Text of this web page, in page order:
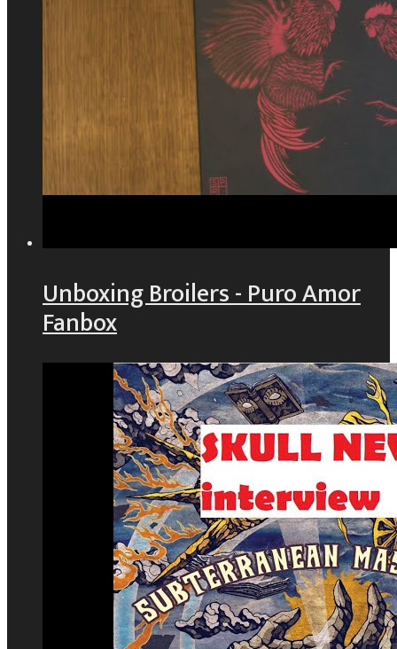
Unboxing Broilers - Puro Amor
Fanbox